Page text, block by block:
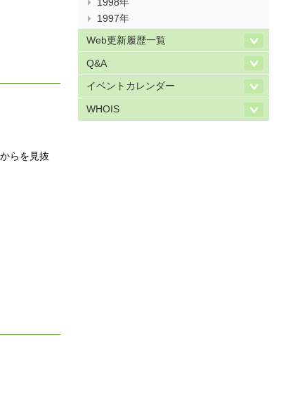
らを見抜
1998年
1997年
Web更新履歴一覧
Q&A
イベントカレンダー
WHOIS